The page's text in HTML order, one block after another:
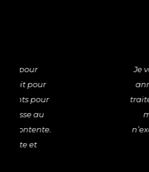
Je vois Dre Lampron
années pour mes
traitements
me donne toujours
n’exagère pas dans